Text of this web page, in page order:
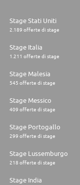
Stage Stati Uniti
2.189 offerte di stage
Stage Italia
1.211 offerte di stage
Stage Malesia
545 offerte di stage
Stage Messico
409 offerte di stage
Stage Portogallo
299 offerte di stage
Stage Lussemburgo
218 offerte di stage
Stage India